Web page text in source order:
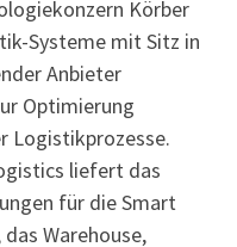
Körber
Systeme mit Sitz in
Anbieter
Optimierung
Logistikprozesse.
liefert das
für die Smart
Warehouse,